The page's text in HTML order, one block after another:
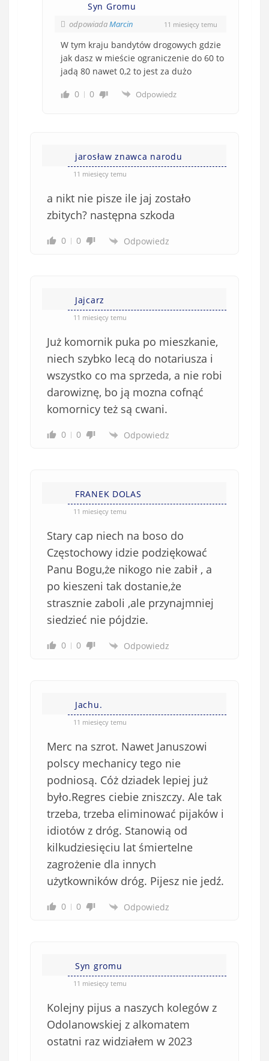
Syn Gromu
odpowiadaMarcin 11 miesięcy temu
W tym kraju bandytów drogowych gdzie
jak dasz w mieście ograniczenie do 60 to
jadą 80 nawet 0,2 to jest za dużo
0
0 Odpowiedz
jarosław znawca narodu
11 miesięcy temu
a nikt nie pisze ile jaj zostało
zbitych? następna szkoda
0 0 Odpowiedz
Jajcarz
11 miesięcy temu
Już komornik puka po mieszkanie,
niech szybko lecą do notariusza i
wszystko co ma sprzeda, a nie robi
darowiznę, bo ją mozna cofnąć
komornicy też są cwani.
0 0 Odpowiedz
FRANEK DOLAS
11 miesięcy temu
Stary cap niech na boso do
Częstochowy idzie podziękować
Panu Bogu,że nikogo nie zabił , a
po kieszeni tak dostanie,że
strasznie zaboli ,ale przynajmniej
siedzieć nie pójdzie.
0 0 Odpowiedz
Jachu.
11 miesięcy temu
Merc na szrot. Nawet Januszowi
polscy mechanicy tego nie
podniosą. Cóż dziadek lepiej już
było.Regres ciebie zniszczy. Ale tak
trzeba, trzeba eliminować pijaków i
idiotów z dróg. Stanowią od
kilkudziesięciu lat śmiertelne
zagrożenie dla innych
użytkowników dróg. Pijesz nie jedź.
0 0 Odpowiedz
Syn gromu
11 miesięcy temu
Kolejny pijus a naszych kolegów z
Odolanowskiej z alkomatem
ostatni raz widziałem w 2023